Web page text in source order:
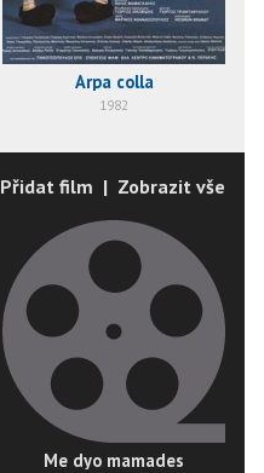
Arpa colla
1982
Přidat film | Zobrazit vše
Me dyo mamades